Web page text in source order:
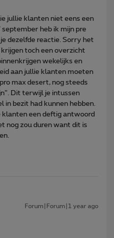
jullie klanten niet eens een
heb ik mijn pre
dezelfde reactie. Sorry het
toch een overzicht
wekelijks en
aan jullie klanten moeten
max desert, nog steeds
Dit terwijl je intussen
bezit had kunnen hebben.
klanten een deftig antwoord
nog zou duren want dit is
Forum|Forum|1 year ago